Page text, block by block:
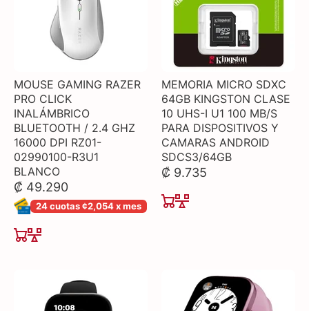
MOUSE GAMING RAZER
PRO CLICK
INALÁMBRICO
BLUETOOTH / 2.4 GHZ
16000 DPI RZ01-
02990100-R3U1
BLANCO
₡ 49.290
24 cuotas ¢2,054 x mes
MEMORIA MICRO SDXC
64GB KINGSTON CLASE
10 UHS-I U1 100 MB/S
PARA DISPOSITIVOS Y
CAMARAS ANDROID
SDCS3/64GB
₡ 9.735